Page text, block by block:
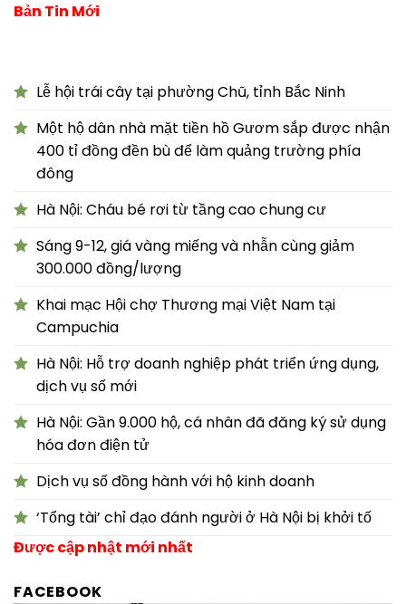
Bản Tin Mới
Lễ hội trái cây tại phường Chũ, tỉnh Bắc Ninh
Một hộ dân nhà mặt tiền hồ Gươm sắp được nhận
400 tỉ đồng đền bù để làm quảng trường phía
đông
Hà Nội: Cháu bé rơi từ tầng cao chung cư
Sáng 9-12, giá vàng miếng và nhẫn cùng giảm
300.000 đồng/lượng
Khai mạc Hội chợ Thương mại Việt Nam tại
Campuchia
Hà Nội: Hỗ trợ doanh nghiệp phát triển ứng dụng,
dịch vụ số mới
Hà Nội: Gần 9.000 hộ, cá nhân đã đăng ký sử dụng
hóa đơn điện tử
Dịch vụ số đồng hành với hộ kinh doanh
‘Tổng tài’ chỉ đạo đánh người ở Hà Nội bị khởi tố
Được cập nhật mới nhất
FACEBOOK